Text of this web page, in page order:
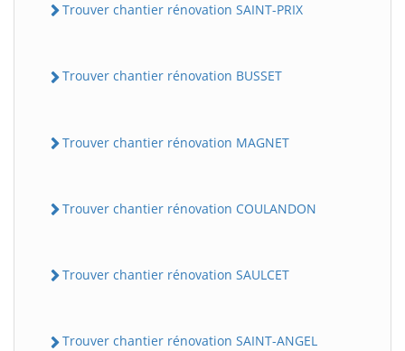
Trouver chantier rénovation SAINT-PRIX
Trouver chantier rénovation BUSSET
Trouver chantier rénovation MAGNET
Trouver chantier rénovation COULANDON
Trouver chantier rénovation SAULCET
Trouver chantier rénovation SAINT-ANGEL